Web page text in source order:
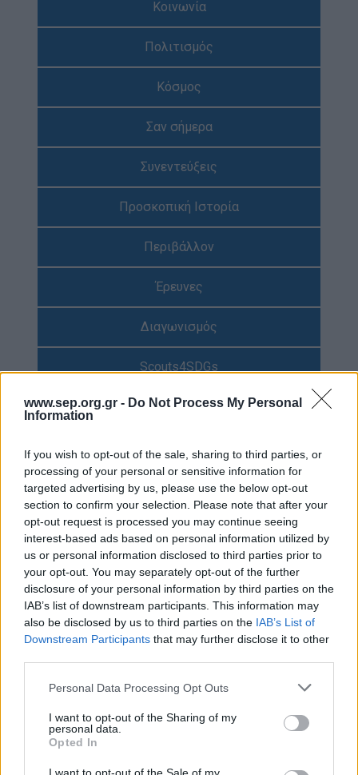
www.sep.org.gr - Do Not Process My Personal
Information
If you wish to opt-out of the sale, sharing to third parties, or
processing of your personal or sensitive information for
targeted advertising by us, please use the below opt-out
section to confirm your selection. Please note that after your
opt-out request is processed you may continue seeing
interest-based ads based on personal information utilized by
us or personal information disclosed to third parties prior to
your opt-out. You may separately opt-out of the further
disclosure of your personal information by third parties on the
IAB’s list of downstream participants. This information may
also be disclosed by us to third parties on the IAB’s List of
Downstream Participants that may further disclose it to other
Please note that this website/app uses one or more Google
not limited to your visit or usage behaviour. You may click to
grant or deny consent to Google and its third-party tags to
use your data for below specified purposes in below Google
consent section.
Personal Data Processing Opt Outs
I want to opt-out of the Sharing of my
personal data.
Opted In
Η Προσκοπική Μέθοδος
Προσκοπικό Πρόγραμμα
Στόχοι Βιώσιμης Ανάπτυξης
Earth Tribe
Ομάδα Διάσωσης Άγριας Ζωής
Νέα
Blog
Ευκαιρίες Καριέρας
Media Center
Δελτία Τύπου
Φωτογραφικό Υλικό
Λογότυπα
Κοινωνία
Πολιτισμός
Κόσμος
Σαν σήμερα
Συνεντεύξεις
Προσκοπική Ιστορία
Περιβάλλον
Έρευνες
Διαγωνισμός
Scouts4SDGs
Πανελλήνια Συνάντηση
Εφόρων Εκπαίδευσης
Π.Ε. – «Μαζί στην
Εκπαίδευση!»
Αρθρογραφος:
r p
Κατηγορίες: Προσκοπική Ζωή
Κέντρο «Πύργος Βασιλίσσης»
πραγματοποιήθηκε η Πανελλήνια Συνάντηση των
Εφόρων Εκπαίδευσης των Περιφερειακών
Εφορειών. Μια ομάδα Ενηλίκων Στελεχών που
δεν είναι άλλη από την κύρια ομάδα συνεργατών